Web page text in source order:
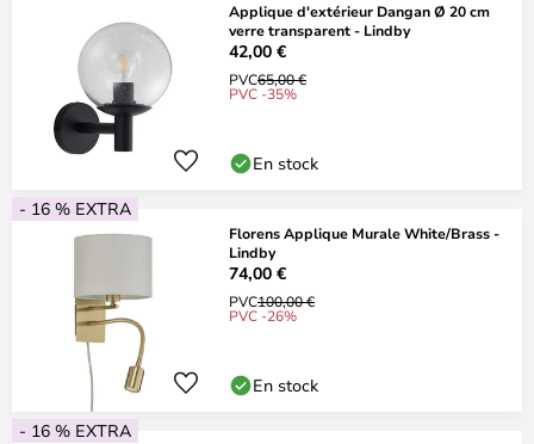
Applique d'extérieur Dangan Ø 20 cm
verre transparent - Lindby
42,00 €
PVC65,00 €
PVC -35%
En stock
- 16 % EXTRA
Florens Applique Murale White/Brass -
Lindby
74,00 €
PVC100,00 €
PVC -26%
En stock
- 16 % EXTRA